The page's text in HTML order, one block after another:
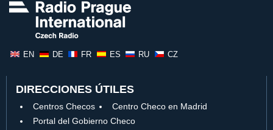
EN DE FR ES RU CZ
DIRECCIONES ÚTILES
Centros Checos
Centro Checo en Madrid
Portal del Gobierno Checo